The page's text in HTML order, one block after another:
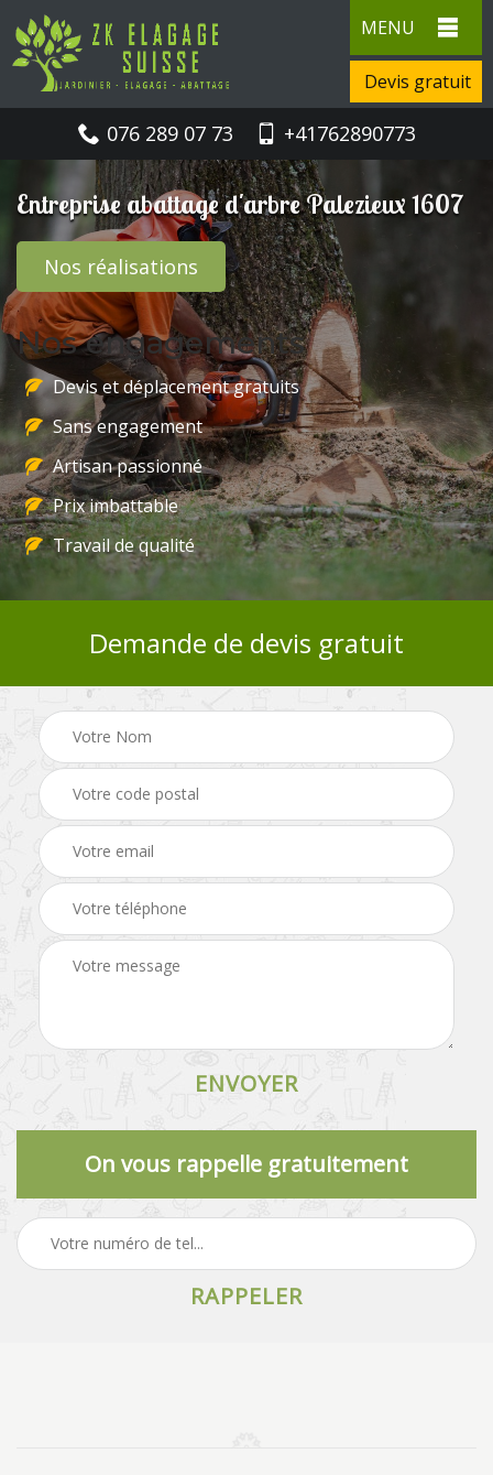
MENU
Devis gratuit
076 289 07 73 +41762890773
Entreprise abattage d'arbre Palezieux 1607
Nos réalisations
Nos engagements
Devis et déplacement gratuits
Sans engagement
Artisan passionné
Prix imbattable
Travail de qualité
Demande de devis gratuit
On vous rappelle gratuitement